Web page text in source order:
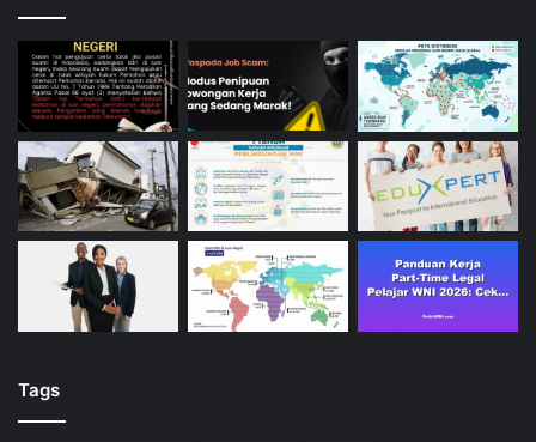
Tags